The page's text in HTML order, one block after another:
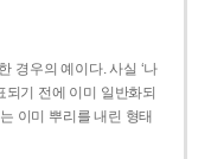
경우의 예이다. 사실 ‘나
되기 전에 이미 일반화되
이미 뿌리를 내린 형태